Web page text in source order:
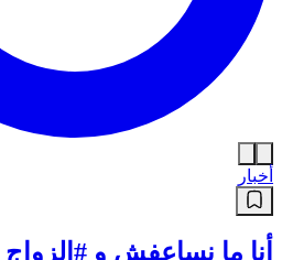
أخبار
أنا ما نساعفش و #الزواج